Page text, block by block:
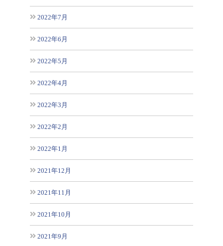
2022年7月
2022年6月
2022年5月
2022年4月
2022年3月
2022年2月
2022年1月
2021年12月
2021年11月
2021年10月
2021年9月